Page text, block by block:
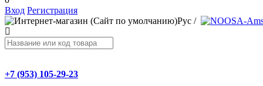
Вход Регистрация
Рус /
+7 (953) 105-29-23